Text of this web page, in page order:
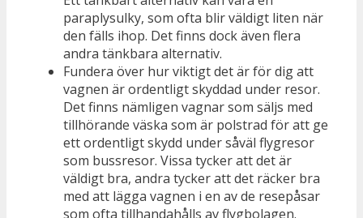
paraplysulky, som ofta blir väldigt liten när
den fälls ihop. Det finns dock även flera
andra tänkbara alternativ.
Fundera över hur viktigt det är för dig att
vagnen är ordentligt skyddad under resor.
Det finns nämligen vagnar som säljs med
tillhörande väska som är polstrad för att ge
ett ordentligt skydd under såväl flygresor
som bussresor. Vissa tycker att det är
väldigt bra, andra tycker att det räcker bra
med att lägga vagnen i en av de resepåsar
som ofta tillhandahålls av flygbolagen.